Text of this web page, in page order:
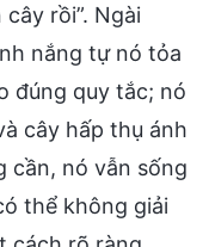
rồi”. Ngài
nắng tự nó tỏa
đúng quy tắc; nó
cây hấp thụ ánh
cần, nó vẫn sống
thể không giải